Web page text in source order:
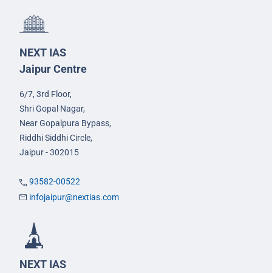
NEXT IAS
Jaipur Centre
6/7, 3rd Floor,
Shri Gopal Nagar,
Near Gopalpura Bypass,
Riddhi Siddhi Circle,
Jaipur - 302015
93582-00522
infojaipur@nextias.com
NEXT IAS